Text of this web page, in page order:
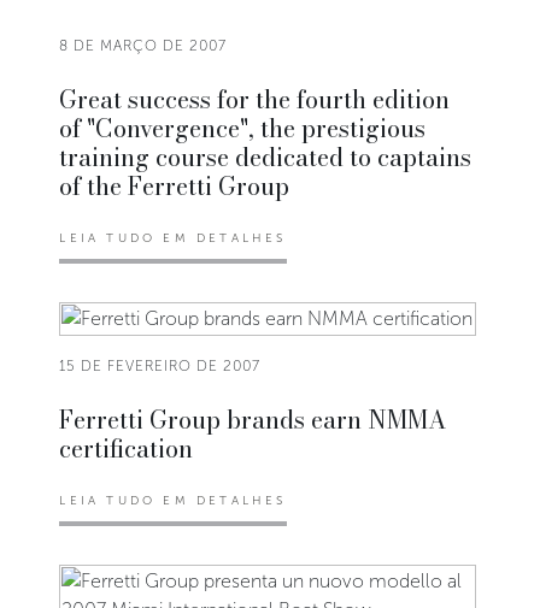
8 DE MARÇO DE 2007
Great success for the fourth edition
of "Convergence", the prestigious
training course dedicated to captains
of the Ferretti Group
LEIA TUDO EM DETALHES
15 DE FEVEREIRO DE 2007
Ferretti Group brands earn NMMA
certification
LEIA TUDO EM DETALHES